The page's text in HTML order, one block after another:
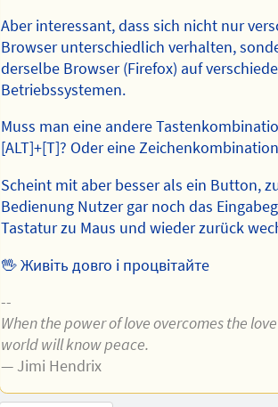
Aber interessant, dass sich nicht nur
Browser unterschiedlich verhalten,
derselbe Browser (Firefox) auf
Betriebssystemen.
Muss man eine andere
[ALT]+[T]? Oder eine
Scheint mit aber besser als ein Button,
Bedienung Nutzer gar noch das
Tastatur zu Maus und wieder zurück
🖖 Живіть довго і процвітайте
--
When the power of love overcomes the
world will know peace.
— Jimi Hendrix